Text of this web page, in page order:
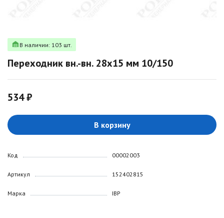
В наличии: 103 шт.
Переходник вн.-вн. 28х15 мм 10/150
534 ₽
В корзину
Код
Артикул
Марка
00002003
152402815
IBP